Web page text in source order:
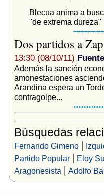
Blecua anima a
"de extrema dureza"
Dos partidos a
13:30 (08/10/11)
Además la sanción
amonestaciones
Arandina espera un
contragolpe...
Búsquedas
Fernando Gimeno|
Partido Popular| Eloy
Aragonesista | Adolfo